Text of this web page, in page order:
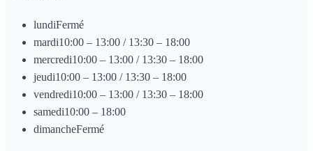
lundiFermé
mardi10:00 – 13:00 / 13:30 – 18:00
mercredi10:00 – 13:00 / 13:30 – 18:00
jeudi10:00 – 13:00 / 13:30 – 18:00
vendredi10:00 – 13:00 / 13:30 – 18:00
samedi10:00 – 18:00
dimancheFermé